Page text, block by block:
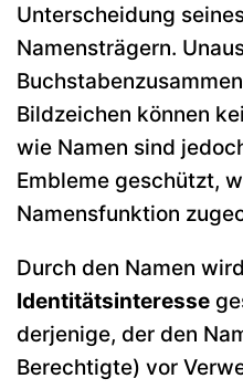
Unterscheidung
Namensträgern.
Bildzeichen können
wie Namen sind
Embleme geschützt,
Namensfunktion
Durch den Namen
Identitätsinteresse
derjenige, der den
Berechtigte) vor